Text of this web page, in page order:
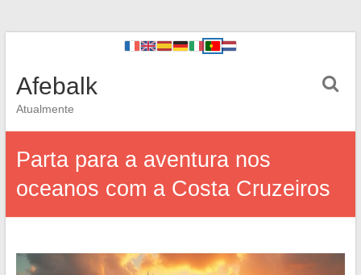
Afebalk
Atualmente
Parta para a aventura nos
oceanos com a Costa Cruzeiros